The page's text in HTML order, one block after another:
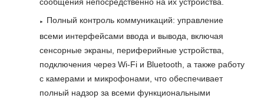
Полный контроль коммуникаций: управление
всеми интерфейсами ввода и вывода, включая
сенсорные экраны, периферийные устройства,
подключения через Wi-Fi и Bluetooth, а также работу
с камерами и микрофонами, что обеспечивает
полный надзор за всеми функциональными